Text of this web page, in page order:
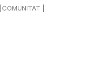
COMUNITAT